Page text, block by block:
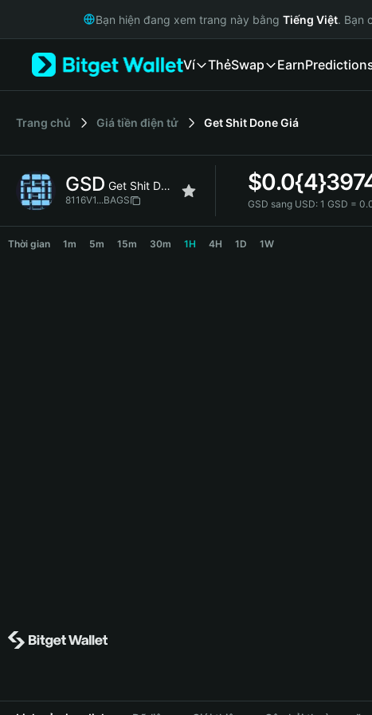
Русский
Italiano
简体中文
繁體中文
Bahasa Indonesia
Bạn hiện đang xem trang này bằng Tiếng Việt. Bạn
Ví ThẻSwap Earn
‌Trang chủ Giá tiền điện tử Get Shit DoneGiá
GSD Get Shit Done
8116V1...BAGS
$
GSD sang USD: 1 GSD =
GSD Price Chart
Thời gian 1m 5m 15m 30m 1H 4H 1D 1W